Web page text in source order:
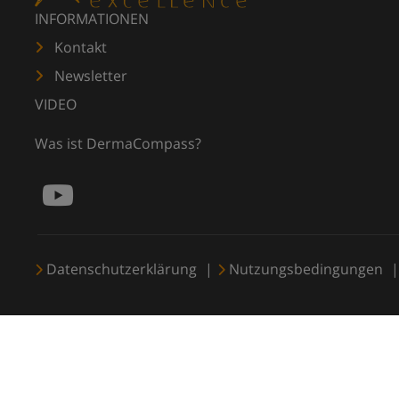
INFORMATIONEN
Kontakt
Newsletter
VIDEO
Was ist DermaCompass?
Datenschutzerklärung Nutzungsbedingungen